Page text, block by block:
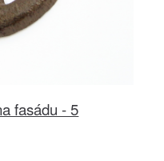
fasádu - 5